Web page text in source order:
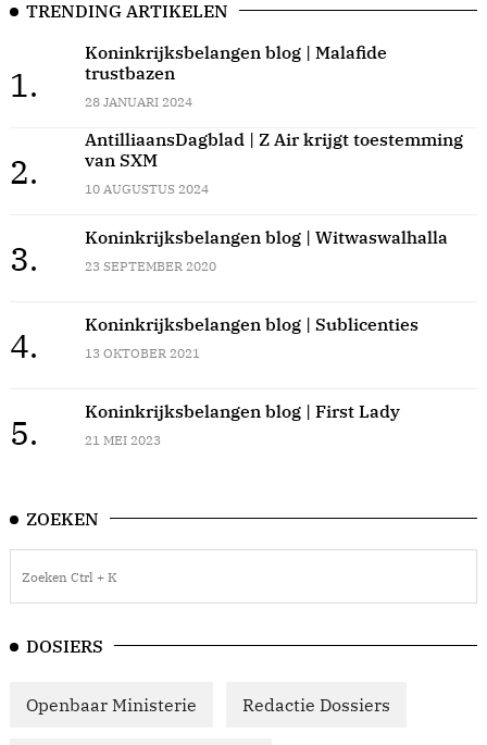
TRENDING ARTIKELEN
1.
Koninkrijksbelangen blog | Malafide
trustbazen
28 JANUARI 2024
2.
AntilliaansDagblad | Z Air krijgt toestemming
van SXM
10 AUGUSTUS 2024
3.
Koninkrijksbelangen blog | Witwaswalhalla
23 SEPTEMBER 2020
4.
Koninkrijksbelangen blog | Sublicenties
13 OKTOBER 2021
5.
Koninkrijksbelangen blog | First Lady
21 MEI 2023
ZOEKEN
DOSIERS
Openbaar Ministerie Redactie Dossiers